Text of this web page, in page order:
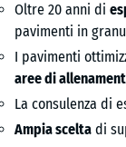
Oltre 20 anni di
pavimenti in
I pavimenti
aree di
La consulenza di
Ampia scelta di